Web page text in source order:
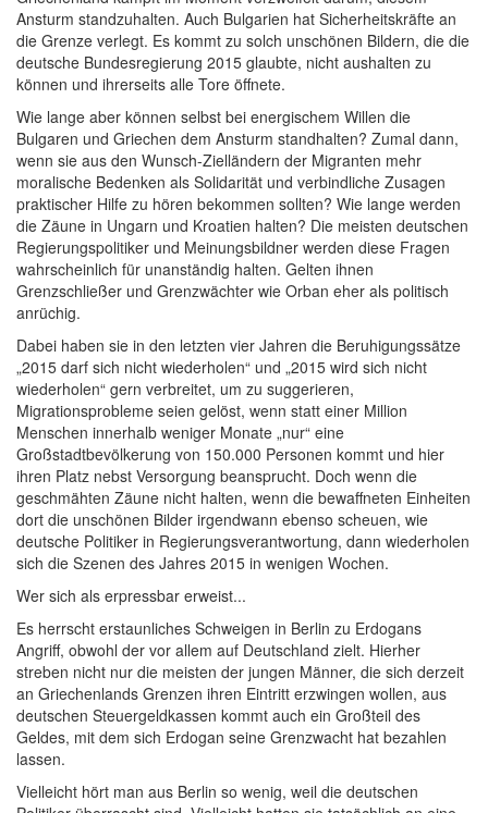
Ansturm standzuhalten. Auch Bulgarien hat Sicherheitskräfte an
die Grenze verlegt. Es kommt zu solch unschönen Bildern, die die
deutsche Bundesregierung 2015 glaubte, nicht aushalten zu
können und ihrerseits alle Tore öffnete.
Wie lange aber können selbst bei energischem Willen die
Bulgaren und Griechen dem Ansturm standhalten? Zumal dann,
wenn sie aus den Wunsch-Zielländern der Migranten mehr
moralische Bedenken als Solidarität und verbindliche Zusagen
praktischer Hilfe zu hören bekommen sollten? Wie lange werden
die Zäune in Ungarn und Kroatien halten? Die meisten deutschen
Regierungspolitiker und Meinungsbildner werden diese Fragen
wahrscheinlich für unanständig halten. Gelten ihnen
Grenzschließer und Grenzwächter wie Orban eher als politisch
anrüchig.
Dabei haben sie in den letzten vier Jahren die Beruhigungssätze
„2015 darf sich nicht wiederholen“ und „2015 wird sich nicht
wiederholen“ gern verbreitet, um zu suggerieren,
Migrationsprobleme seien gelöst, wenn statt einer Million
Menschen innerhalb weniger Monate „nur“ eine
Großstadtbevölkerung von 150.000 Personen kommt und hier
ihren Platz nebst Versorgung beansprucht. Doch wenn die
geschmähten Zäune nicht halten, wenn die bewaffneten Einheiten
dort die unschönen Bilder irgendwann ebenso scheuen, wie
deutsche Politiker in Regierungsverantwortung, dann wiederholen
sich die Szenen des Jahres 2015 in wenigen Wochen.
Wer sich als erpressbar erweist...
Es herrscht erstaunliches Schweigen in Berlin zu Erdogans
Angriff, obwohl der vor allem auf Deutschland zielt. Hierher
streben nicht nur die meisten der jungen Männer, die sich derzeit
an Griechenlands Grenzen ihren Eintritt erzwingen wollen, aus
deutschen Steuergeldkassen kommt auch ein Großteil des
Geldes, mit dem sich Erdogan seine Grenzwacht hat bezahlen
lassen.
Vielleicht hört man aus Berlin so wenig, weil die deutschen